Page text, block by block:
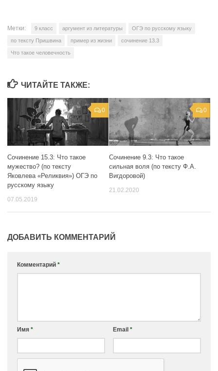
Метки: 9 класс аргумент из литературы ОГЭ по русскому языку
по тексту Пришвина пример из жизни сочинение 13.3
Что такое человечность
ЧИТАЙТЕ ТАКЖЕ:
0
Сочинение 15.3: Что такое
мужество? (по тексту
Яковлева «Реликвия») ОГЭ по
русскому языку
07.05.2019
0
Сочинение 9.3: Что такое
сильная воля (по тексту Ф.А.
Вигдоровой)
21.02.2020
ДОБАВИТЬ КОММЕНТАРИЙ
Комментарий *
Имя * Email *